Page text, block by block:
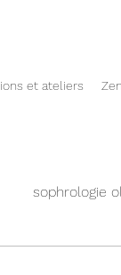
et ateliers
sophrologie